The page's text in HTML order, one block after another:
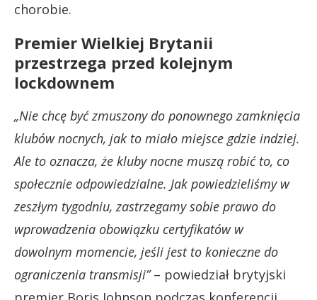
chorobie.
Premier Wielkiej Brytanii
przestrzega przed kolejnym
lockdownem
„Nie chcę być zmuszony do ponownego zamknięcia
klubów nocnych, jak to miało miejsce gdzie indziej.
Ale to oznacza, że kluby nocne muszą robić to, co
społecznie odpowiedzialne. Jak powiedzieliśmy w
zeszłym tygodniu, zastrzegamy sobie prawo do
wprowadzenia obowiązku certyfikatów w
dowolnym momencie, jeśli jest to konieczne do
ograniczenia transmisji”– powiedział brytyjski